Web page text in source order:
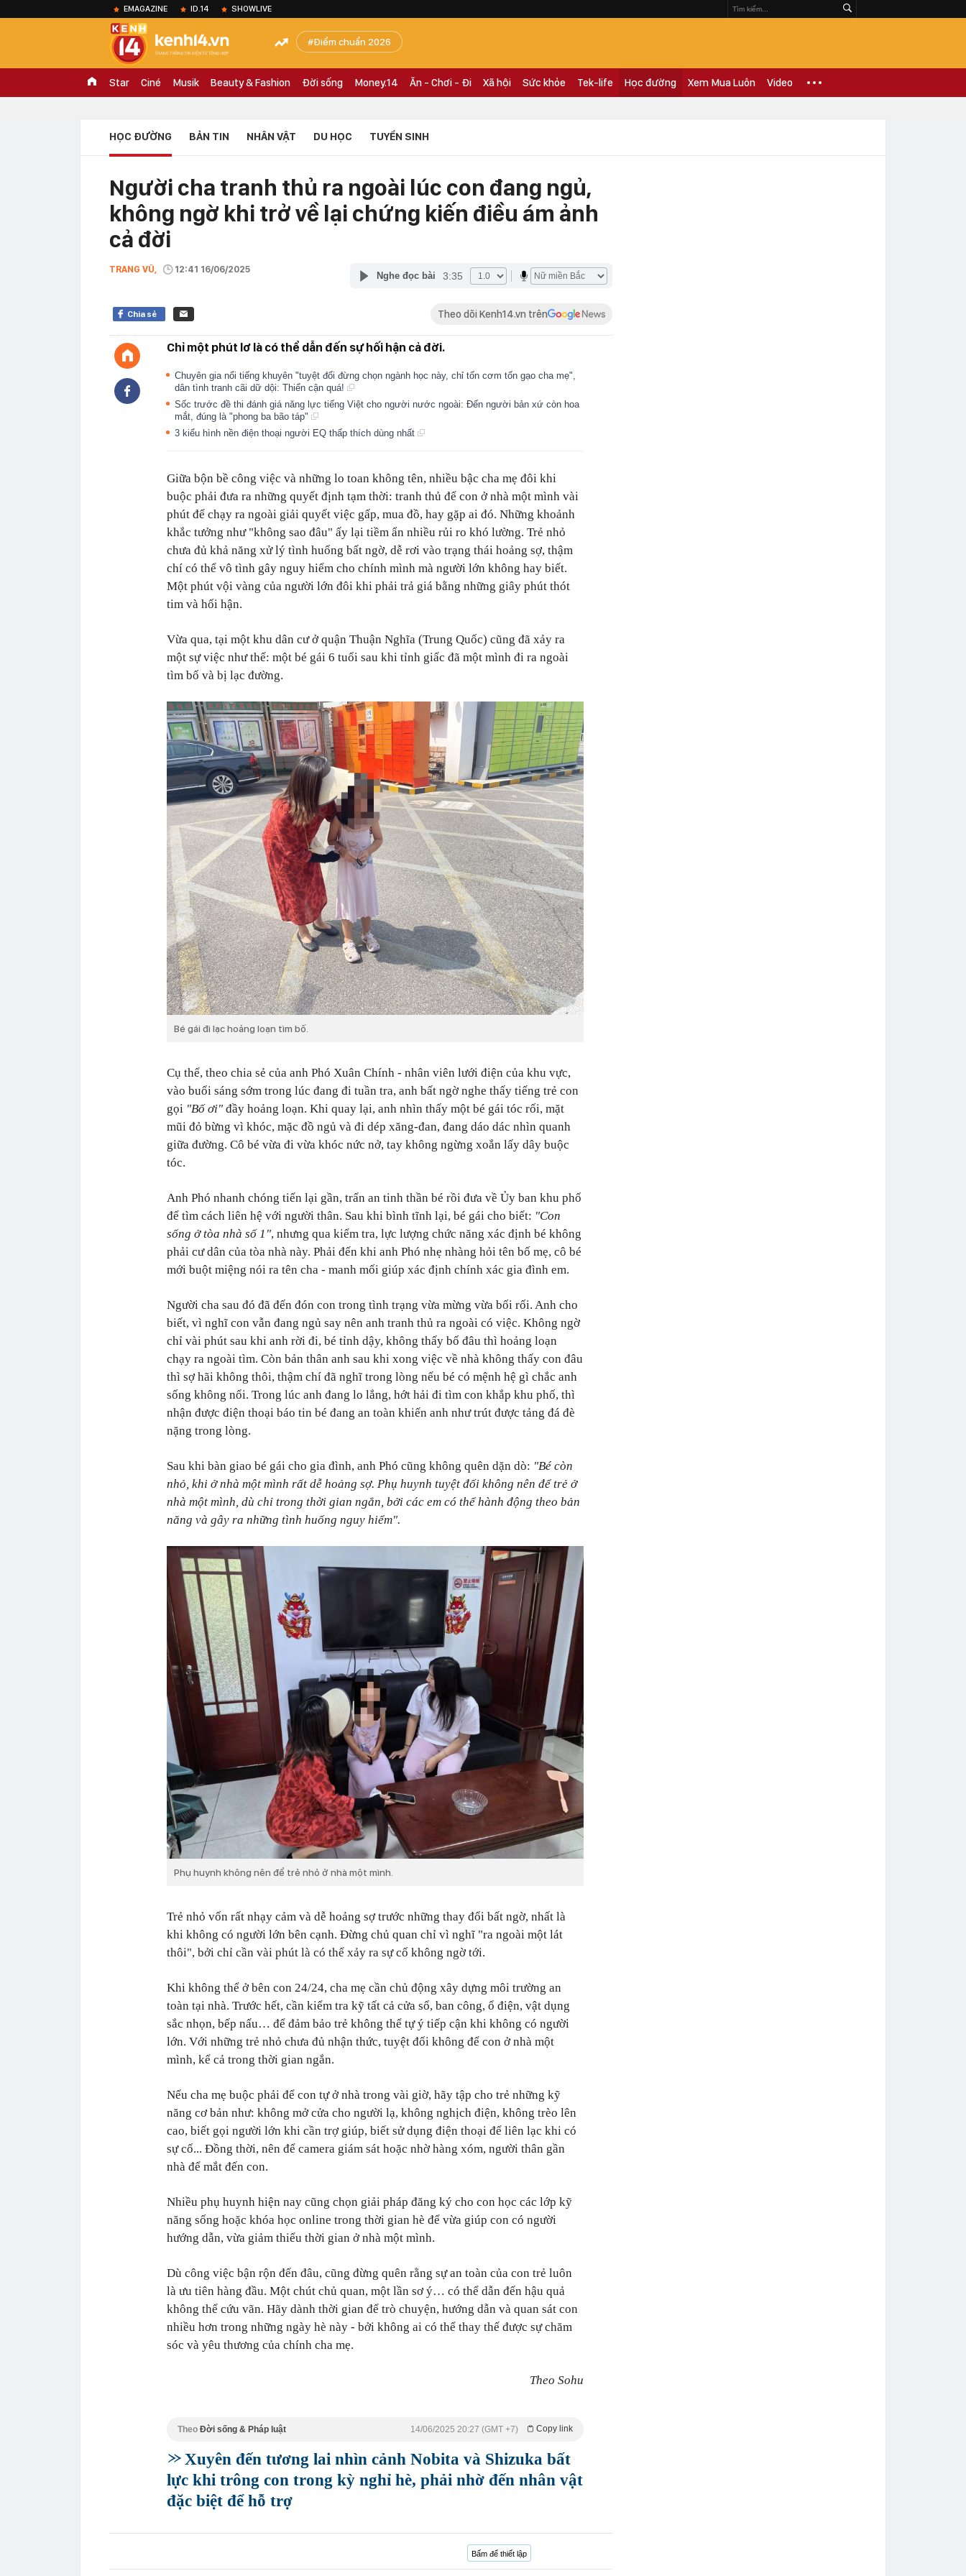
EMAGAZINE ID.14 SHOWLIVE
Điểm chuẩn 2026
Star Ciné Musik Beauty & Fashion Đời sống Money.14 Ăn - Chơi - Đi Xã hội Sức khỏe Tek-life Học đường Xem Mua Luôn Video
HỌC ĐƯỜNG BẢN TIN NHÂN VẬT DU HỌC TUYỂN SINH
Người cha tranh thủ ra ngoài lúc con đang ngủ,
không ngờ khi trở về lại chứng kiến điều ám ảnh
cả đời
TRANG VŨ, 12:41 16/06/2025
Nghe đọc bài 3:35
Chia sẻ Theo dõi Kenh14.vn trên
Chỉ một phút lơ là có thể dẫn đến sự hối hận cả đời.
Chuyên gia nổi tiếng khuyên "tuyệt đối đừng chọn ngành học này, chỉ tốn cơm tốn gạo cha mẹ",
dân tình tranh cãi dữ dội: Thiển cận quá!
Sốc trước đề thi đánh giá năng lực tiếng Việt cho người nước ngoài: Đến người bản xứ còn hoa
mắt, đúng là "phong ba bão táp"
3 kiểu hình nền điện thoại người EQ thấp thích dùng nhất
Giữa bộn bề công việc và những lo toan không tên, nhiều bậc cha mẹ đôi khi
buộc phải đưa ra những quyết định tạm thời: tranh thủ để con ở nhà một mình vài
phút để chạy ra ngoài giải quyết việc gấp, mua đồ, hay gặp ai đó. Những khoảnh
khắc tưởng như "không sao đâu" ấy lại tiềm ẩn nhiều rủi ro khó lường. Trẻ nhỏ
chưa đủ khả năng xử lý tình huống bất ngờ, dễ rơi vào trạng thái hoảng sợ, thậm
chí có thể vô tình gây nguy hiểm cho chính mình mà người lớn không hay biết.
Một phút vội vàng của người lớn đôi khi phải trả giá bằng những giây phút thót
tim và hối hận.
Vừa qua, tại một khu dân cư ở quận Thuận Nghĩa (Trung Quốc) cũng đã xảy ra
một sự việc như thế: một bé gái 6 tuổi sau khi tỉnh giấc đã một mình đi ra ngoài
tìm bố và bị lạc đường.
Bé gái đi lạc hoảng loạn tìm bố.
Cụ thể, theo chia sẻ của anh Phó Xuân Chính - nhân viên lưới điện của khu vực,
vào buổi sáng sớm trong lúc đang đi tuần tra, anh bất ngờ nghe thấy tiếng trẻ con
gọi "Bố ơi" đầy hoảng loạn. Khi quay lại, anh nhìn thấy một bé gái tóc rối, mặt
mũi đỏ bừng vì khóc, mặc đồ ngủ và đi dép xăng-đan, đang dáo dác nhìn quanh
giữa đường. Cô bé vừa đi vừa khóc nức nở, tay không ngừng xoắn lấy dây buộc
tóc.
Anh Phó nhanh chóng tiến lại gần, trấn an tinh thần bé rồi đưa về Ủy ban khu phố
để tìm cách liên hệ với người thân. Sau khi bình tĩnh lại, bé gái cho biết: "Con
sống ở tòa nhà số 1", nhưng qua kiểm tra, lực lượng chức năng xác định bé không
phải cư dân của tòa nhà này. Phải đến khi anh Phó nhẹ nhàng hỏi tên bố mẹ, cô bé
mới buột miệng nói ra tên cha - manh mối giúp xác định chính xác gia đình em.
Người cha sau đó đã đến đón con trong tình trạng vừa mừng vừa bối rối. Anh cho
biết, vì nghĩ con vẫn đang ngủ say nên anh tranh thủ ra ngoài có việc. Không ngờ
chỉ vài phút sau khi anh rời đi, bé tỉnh dậy, không thấy bố đâu thì hoảng loạn
chạy ra ngoài tìm. Còn bản thân anh sau khi xong việc về nhà không thấy con đâu
thì sợ hãi không thôi, thậm chí đã nghĩ trong lòng nếu bé có mệnh hệ gì chắc anh
sống không nổi. Trong lúc anh đang lo lắng, hớt hải đi tìm con khắp khu phố, thì
nhận được điện thoại báo tin bé đang an toàn khiến anh như trút được tảng đá đè
nặng trong lòng.
Sau khi bàn giao bé gái cho gia đình, anh Phó cũng không quên dặn dò: "Bé còn
nhỏ, khi ở nhà một mình rất dễ hoảng sợ. Phụ huynh tuyệt đối không nên để trẻ ở
nhà một mình, dù chỉ trong thời gian ngắn, bởi các em có thể hành động theo bản
năng và gây ra những tình huống nguy hiểm".
Phụ huynh không nên để trẻ nhỏ ở nhà một mình.
Trẻ nhỏ vốn rất nhạy cảm và dễ hoảng sợ trước những thay đổi bất ngờ, nhất là
khi không có người lớn bên cạnh. Đừng chủ quan chỉ vì nghĩ "ra ngoài một lát
thôi", bởi chỉ cần vài phút là có thể xảy ra sự cố không ngờ tới.
Khi không thể ở bên con 24/24, cha mẹ cần chủ động xây dựng môi trường an
toàn tại nhà. Trước hết, cần kiểm tra kỹ tất cả cửa sổ, ban công, ổ điện, vật dụng
sắc nhọn, bếp nấu… để đảm bảo trẻ không thể tự ý tiếp cận khi không có người
lớn. Với những trẻ nhỏ chưa đủ nhận thức, tuyệt đối không để con ở nhà một
mình, kể cả trong thời gian ngắn.
Nếu cha mẹ buộc phải để con tự ở nhà trong vài giờ, hãy tập cho trẻ những kỹ
năng cơ bản như: không mở cửa cho người lạ, không nghịch điện, không trèo lên
cao, biết gọi người lớn khi cần trợ giúp, biết sử dụng điện thoại để liên lạc khi có
sự cố... Đồng thời, nên để camera giám sát hoặc nhờ hàng xóm, người thân gần
nhà để mắt đến con.
Nhiều phụ huynh hiện nay cũng chọn giải pháp đăng ký cho con học các lớp kỹ
năng sống hoặc khóa học online trong thời gian hè để vừa giúp con có người
hướng dẫn, vừa giảm thiểu thời gian ở nhà một mình.
Dù công việc bận rộn đến đâu, cũng đừng quên rằng sự an toàn của con trẻ luôn
là ưu tiên hàng đầu. Một chút chủ quan, một lần sơ ý… có thể dẫn đến hậu quả
không thể cứu vãn. Hãy dành thời gian để trò chuyện, hướng dẫn và quan sát con
nhiều hơn trong những ngày hè này - bởi không ai có thể thay thế được sự chăm
sóc và yêu thương của chính cha mẹ.
Theo Sohu
Theo Đời sống & Pháp luật Copy link
14/06/2025 20:27 (GMT +7)
Xuyên đến tương lai nhìn cảnh Nobita và Shizuka bất
lực khi trông con trong kỳ nghỉ hè, phải nhờ đến nhân vật
đặc biệt để hỗ trợ
Bấm để thiết lập